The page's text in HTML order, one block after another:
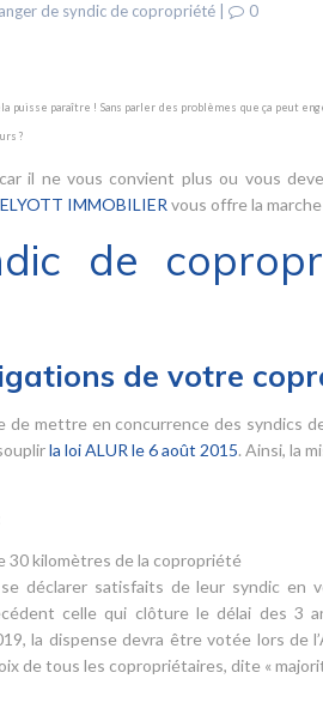
de syndic de copropriété 0
puisse paraître ! Sans parler des problèmes que ça peut
?
il ne vous convient plus ou vous
ELYOTT IMMOBILIER vous offre la
de
de votre
de mettre en concurrence des syndics
la loi ALUR le 6 août 2015. Ainsi, la
30 kilomètres de la copropriété
déclarer satisfaits de leur syndic en
celle qui clôture le délai des 3
la dispense devra être votée lors de
de tous les copropriétaires, dite «